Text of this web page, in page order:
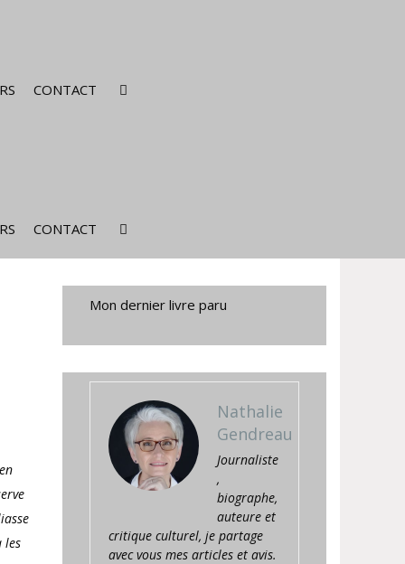
CONTACT
CONTACT
les
Mon dernier livre paru
Nathalie
Gendreau
Journaliste
,
biographe,
auteure et
critique culturel, je partage
avec vous mes articles et avis.